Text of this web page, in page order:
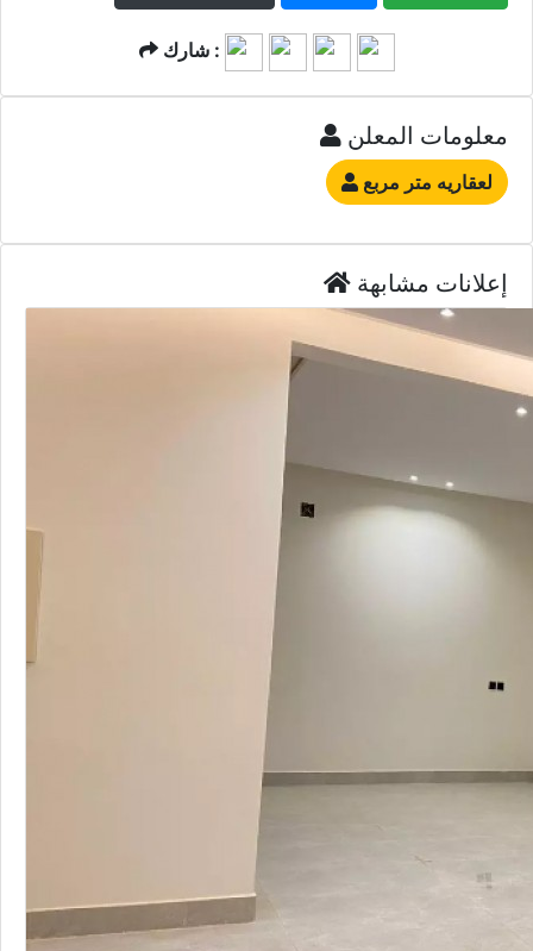
شارك :
معلومات المعلن
لعقاريه متر مربع
إعلانات مشابهة